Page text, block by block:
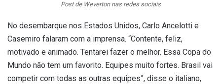
Post de Weverton nas redes sociais
No desembarque nos Estados Unidos, Carlo Ancelotti e
Casemiro falaram com a imprensa. “Contente, feliz,
motivado e animado. Tentarei fazer o melhor. Essa Copa do
Mundo não tem um favorito. Equipes muito fortes. Brasil vai
competir com todas as outras equipes”, disse o italiano,